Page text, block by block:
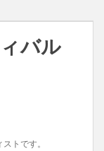
バル
トです。